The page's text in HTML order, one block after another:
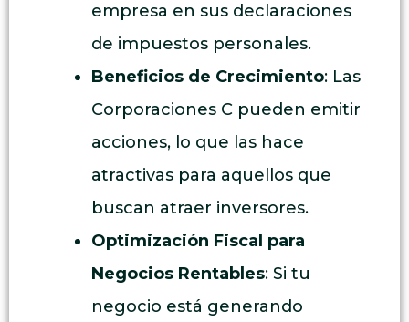
empresa en sus declaraciones
de impuestos personales.
Beneficios de Crecimiento: Las
Corporaciones C pueden emitir
acciones, lo que las hace
atractivas para aquellos que
buscan atraer inversores.
Optimización Fiscal para
Negocios Rentables: Si tu
negocio está generando